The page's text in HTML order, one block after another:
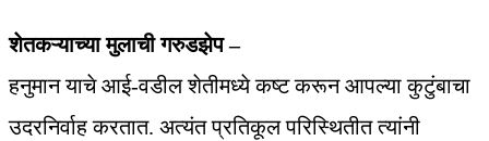
शेतकऱ्याच्या मुलाची गरुडझेप –
हनुमान याचे आई-वडील शेतीमध्ये कष्ट करून आपल्या कुटुंबाचा
उदरनिर्वाह करतात. अत्यंत प्रतिकूल परिस्थितीत त्यांनी